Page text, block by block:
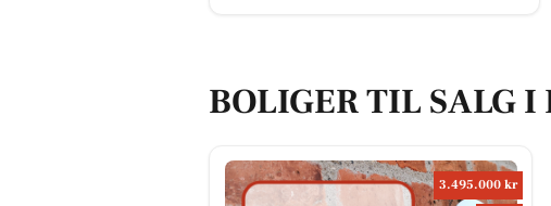
BOLIGER TIL SALG I
3.495.000 kr